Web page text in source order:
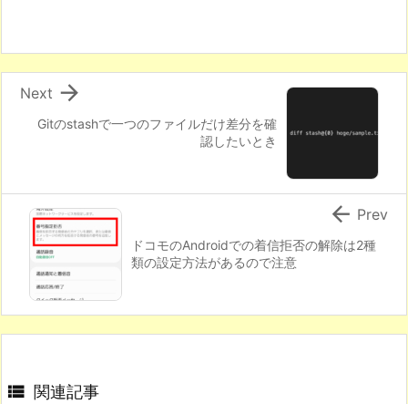
Gitのstashで一つのファイルだけ差分を確
認したいとき

Next
ドコモのAndroidでの着信拒否の解除は2種
類の設定方法があるので注意
 Prev
 関連記事